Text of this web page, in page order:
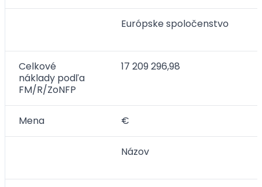
Európske spoločenstvo
Celkové
náklady podľa
FM/R/ZoNFP
17 209 296,98
Mena €
Názov